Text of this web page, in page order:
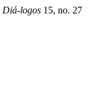
Diá-logos 15, no. 27